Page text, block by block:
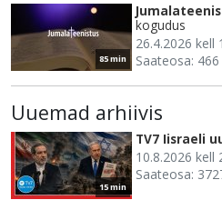
85 min
kogudus
26.4.2026 kell
Saateosa: 466
Uuemad arhiivis
15 min
TV7 Iisraeli
10.8.2026 kell
Saateosa: